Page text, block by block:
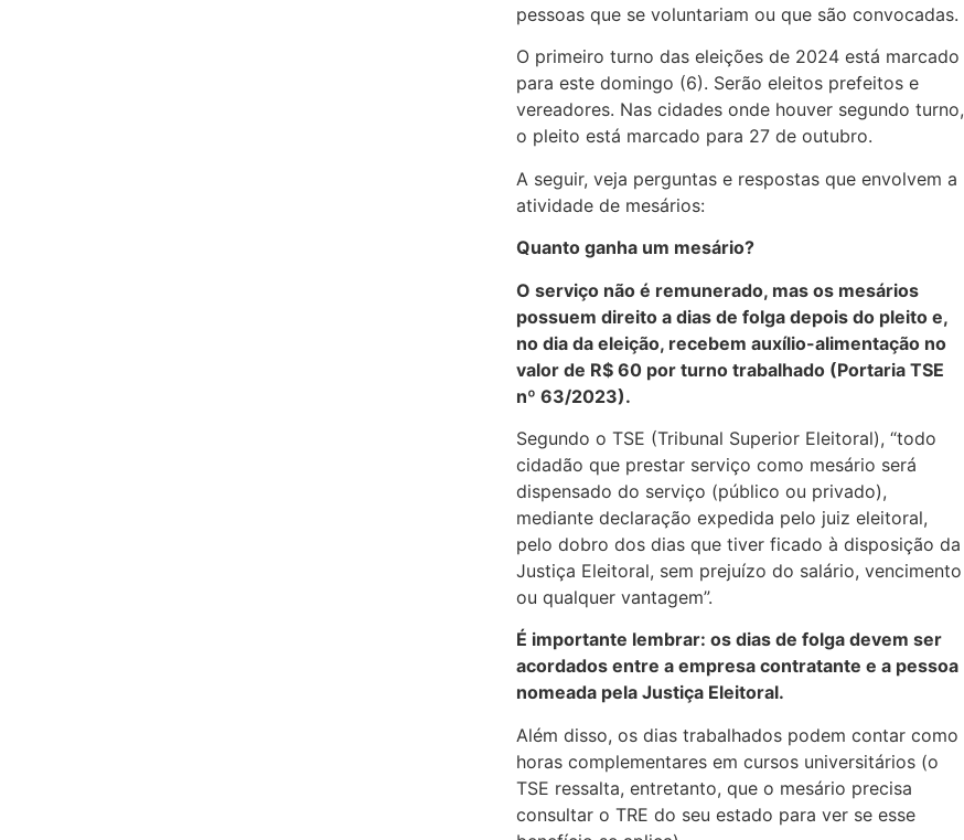
pessoas que se voluntariam ou que são convocadas.
O primeiro turno das eleições de 2024 está marcado
para este domingo (6). Serão eleitos prefeitos e
vereadores. Nas cidades onde houver segundo turno,
o pleito está marcado para 27 de outubro.
A seguir, veja perguntas e respostas que envolvem a
atividade de mesários:
Quanto ganha um mesário?
O serviço não é remunerado, mas os mesários
possuem direito a dias de folga depois do pleito e,
no dia da eleição, recebem auxílio-alimentação no
valor de R$ 60 por turno trabalhado (Portaria TSE
nº 63/2023).
Segundo o TSE (Tribunal Superior Eleitoral), “todo
cidadão que prestar serviço como mesário será
dispensado do serviço (público ou privado),
mediante declaração expedida pelo juiz eleitoral,
pelo dobro dos dias que tiver ficado à disposição da
Justiça Eleitoral, sem prejuízo do salário, vencimento
ou qualquer vantagem”.
É importante lembrar: os dias de folga devem ser
acordados entre a empresa contratante e a pessoa
nomeada pela Justiça Eleitoral.
Além disso, os dias trabalhados podem contar como
horas complementares em cursos universitários (o
TSE ressalta, entretanto, que o mesário precisa
consultar o TRE do seu estado para ver se esse